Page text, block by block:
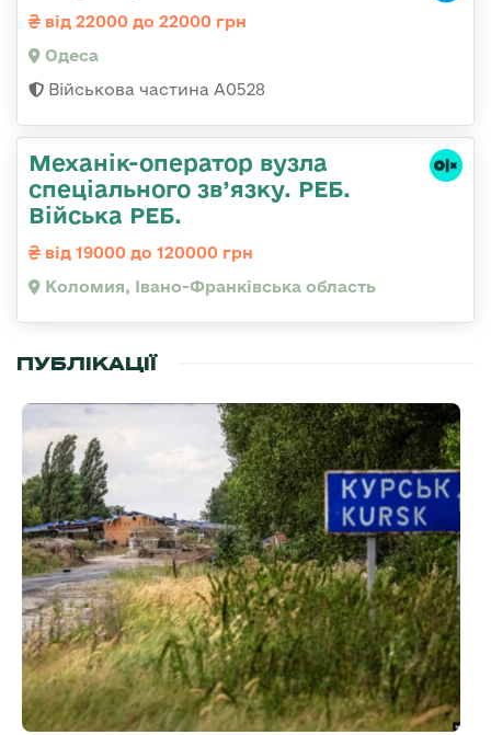
від 22000 до 22000 грн
Одеса
Військова частина А0528
Механік-оператор вузла
спеціального зв’язку. РЕБ.
Війська РЕБ.
від 19000 до 120000 грн
Коломия, Івано-Франківська область
ПУБЛІКАЦІЇ